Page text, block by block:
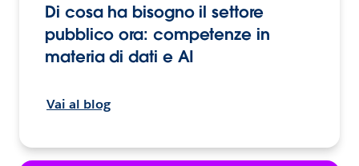
Di cosa ha bisogno il settore
pubblico ora: competenze in
materia di dati e AI
Vai al blog